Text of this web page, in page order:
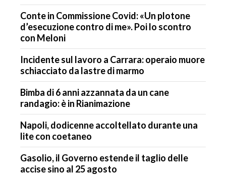
Conte in Commissione Covid: «Un plotone
d’esecuzione contro di me». Poi lo scontro
con Meloni
Incidente sul lavoro a Carrara: operaio muore
schiacciato da lastre di marmo
Bimba di 6 anni azzannata da un cane
randagio: è in Rianimazione
Napoli, dodicenne accoltellato durante una
lite con coetaneo
Gasolio, il Governo estende il taglio delle
accise sino al 25 agosto